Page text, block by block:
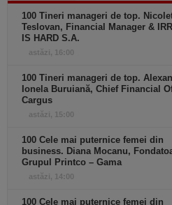
100 Tineri manageri de top.
Teslovan, Financial Manager &
IS HARD S.A.
astăzi, 16:00
100 Tineri manageri de top.
Ionela Buruiană, Chief Financial
Cargus
astăzi, 15:00
100 Cele mai puternice femei din
business. Diana Mocanu,
Grupul Printco – Gama
astăzi, 14:00
100 Cele mai puternice femei din